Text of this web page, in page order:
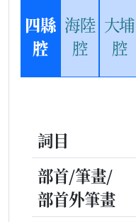
四縣
腔
海陸
腔
大埔
腔
詞目
部首/筆畫/
部首外筆畫